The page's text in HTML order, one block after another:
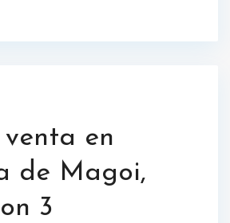
venta en
de Magoi,
3